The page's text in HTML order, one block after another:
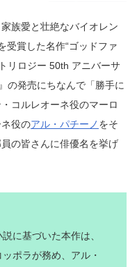
族愛と壮絶なバイオレン
受賞した名作“ゴッドファ
リロジー 50th アニバーサ
の発売にちなんで「勝手に
コルレオーネ役のマーロ
役のアル・パチーノ をそ
の皆さんに俳優名を挙げ
に基づいた本作は、
ポラが務め、アル・